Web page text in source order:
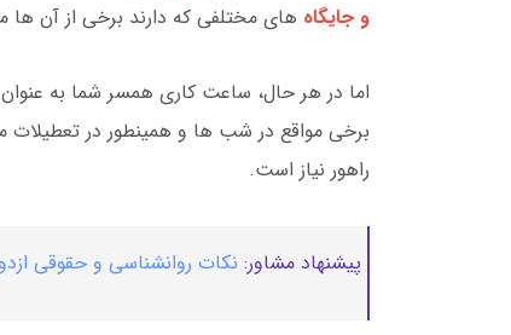
و جایگاه های مختلفی که دارند برخی از آن ها
اما در هر حال، ساعت کاری همسر شما به
برخی مواقع در شب ها و همینطور در تعطیلات
راهور نیاز است.
پیشنهاد مشاور: نکات روانشناسی و حقوقی